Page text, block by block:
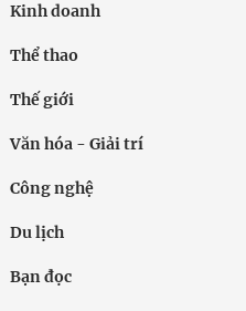
Kinh doanh
Thể thao
Thế giới
Văn hóa - Giải trí
Công nghệ
Du lịch
Bạn đọc